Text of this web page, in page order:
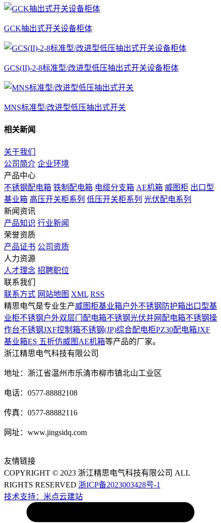
GCK抽出式开关设备柜体
GCS(II)-2-8标准型/改进型低压抽出式开关设备柜体
MNS标准型/改进型低压抽出式开关
相关新闻
关于我们
公司简介 企业环境
产品中心
不锈钢配电箱 铁制配电箱 电缆分支箱 AE机箱 威图柜 出口型
基业箱 高压开关柜系列 低压开关柜系列 光伏配电系列
新闻资讯
产品知识 行业新闻
荣誉资质
产品证书 公司资质
人力资源
人才理念 招聘职位
联系我们
联系方式 网站地图 XML RSS
精思电气是专业生产威图柜基业箱户外不锈钢防护箱出口型基
业柜不锈钢户外双层门配电箱不锈钢光伏并网配电箱不锈钢操
作台不锈钢JXF控制箱不锈钢(JP)综合配电柜PZ30配电箱JXF
基业箱ES 五折仿威图 AE机箱等产品的厂家。
浙江精思电气科技有限公司
地址：浙江省温州市乐清市柳市镇北山工业区
电话：0577-88882108
传真：0577-88882116
网址：www.jingsidq.com
友情链接
COPYRIGHT © 2023 浙江精思电气科技有限公司 ALL
RIGHTS RESERVED 浙ICP备2023003428号-1
技术支持：米点云建站